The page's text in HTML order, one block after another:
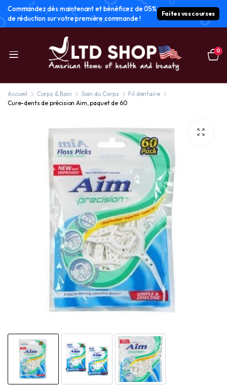
Commandez dès maintenant et bénéficez de 05%
de réduction sur votre première commande !
Faites vos courses
0
Accueil Corps & Bain Soin du Corps
Fil dentaire
Cure-dents de précision Aim, paquet de 60